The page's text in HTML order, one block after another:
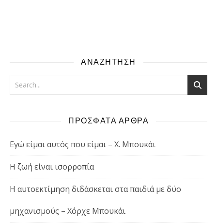
ΑΝΑΖΗΤΗΣΗ
ΠΡΟΣΦΑΤΑ ΑΡΘΡΑ
Εγώ είμαι αυτός που είμαι – Χ. Μπουκάι
Η ζωή είναι ισορροπία
Η αυτοεκτίμηση διδάσκεται στα παιδιά με δύο
μηχανισμούς – Χόρχε Μπουκάι